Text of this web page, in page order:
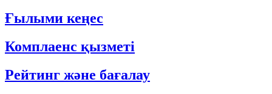
Ғылыми кеңес
Комплаенс қызметі
Рейтинг және бағалау